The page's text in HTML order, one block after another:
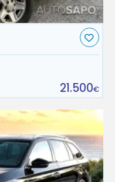
21.500€